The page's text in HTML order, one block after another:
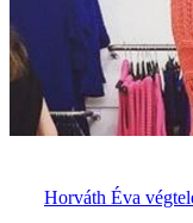
Horváth Éva